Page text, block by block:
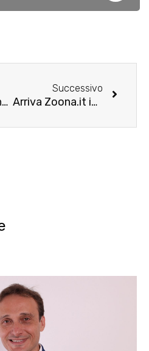
Google Shopping gratuito su Google: si parte dagli USA
Successivo
Arriva Zoona.it in aiuto ai piccoli negozianti